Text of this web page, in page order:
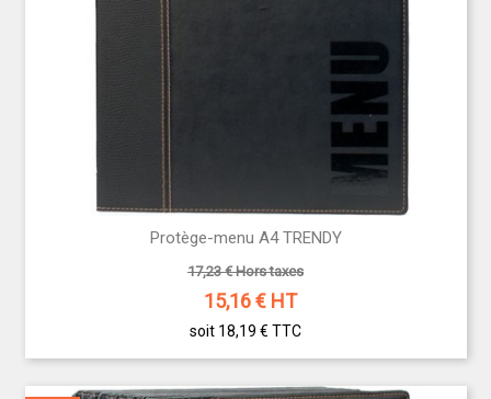
Protège-menu A4 TRENDY
17,23 € Hors taxes
15,16€ HT
soit 18,19 € TTC